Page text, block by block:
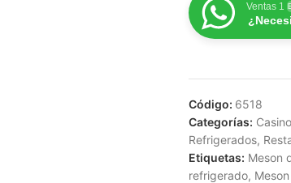
Ventas 1
Código: 6518
Categorías:
Refrigerados,
Etiquetas: Meson
refrigerado,